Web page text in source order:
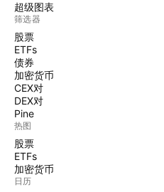
超级图表
筛选器
股票
ETFs
债券
加密货币
CEX对
DEX对
Pine
热图
股票
ETFs
加密货币
日历